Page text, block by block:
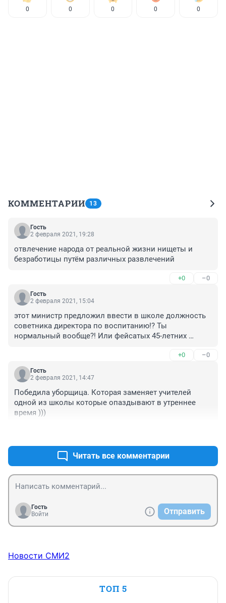
0 0 0 0 0
КОММЕНТАРИИ 13
Гость
2 февраля 2021, 19:28
отвлечение народа от реальной жизни нищеты и
безработицы путём различных развлечений
+0 –0
Гость
2 февраля 2021, 15:04
этот министр предложил ввести в школе должность
советника директора по воспитанию!? Ты
нормальный вообще?! Или фейсатых 45-летних
есть замдиректора по воспитательной работе - никто.
Классный руководитель - никто. Зато этот, мать его,
советник ах как нужон школе. Надеюсь, что в
при нонешней обстановке. Что произошло в головах
людей? Да и людей ли? Похоже, нами управляют
гуманоиды недоразвитые...
+0 –0
Гость
2 февраля 2021, 14:47
Победила уборщица. Которая заменяет учителей
одной из школы которые опаздывают в утреннее
время )))
Читать все комментарии
Гость
Войти
Отправить
Новости СМИ2
ТОП 5